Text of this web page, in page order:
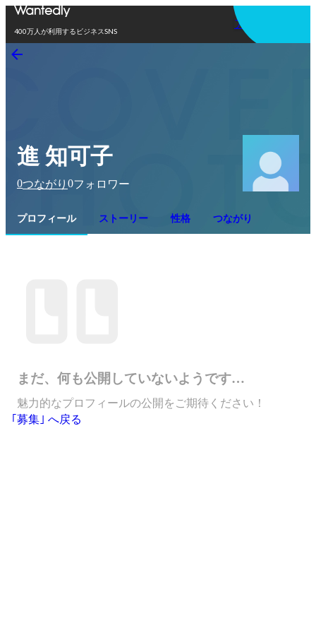
400万人が利用するビジネスSNS
アプリを使う
進 知可子
0つながり 0フォロワー
プロフィール ストーリー 性格 つながり
まだ、何も公開していないようです…
魅力的なプロフィールの公開をご期待ください！
｢募集｣ へ戻る